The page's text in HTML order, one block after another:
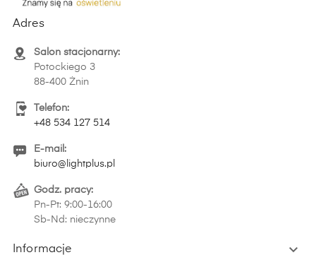
Adres
Salon stacjonarny:
Potockiego 3
88-400 Żnin
Telefon:
+48 534 127 514
E-mail:
biuro@lightplus.pl
Godz. pracy:
Pn-Pt: 9:00-16:00
Sb-Nd: nieczynne
Informacje 